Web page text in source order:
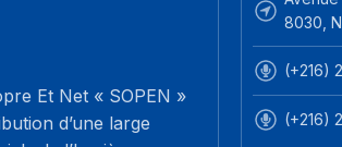
Et Net « SOPEN »
d’une large
8030,
(+216)
(+216)